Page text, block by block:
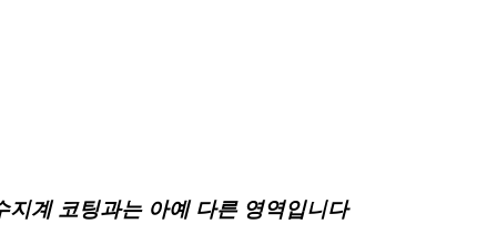
지계 코팅과는 아예 다른 영역입니다